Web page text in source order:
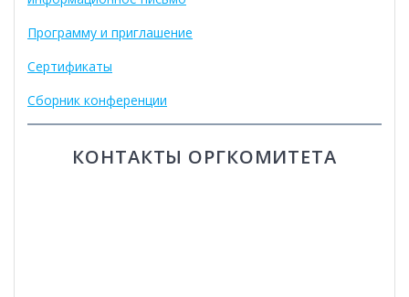
Программу и приглашение
Сертификаты
Сборник конференции
КОНТАКТЫ ОРГКОМИТЕТА